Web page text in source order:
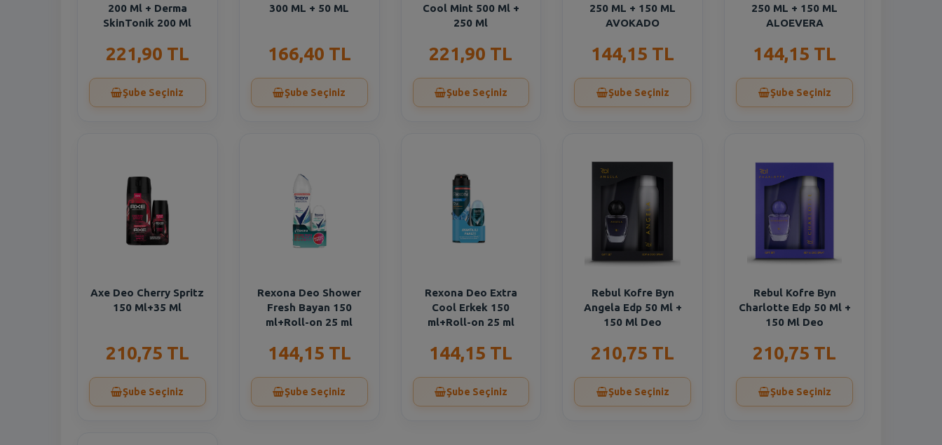
200 Ml + Derma
SkinTonik 200 Ml
221,90 TL
Şube Seçiniz
300 ML + 50 ML
166,40 TL
Şube Seçiniz
Cool Mint 500 Ml +
250 Ml
221,90 TL
Şube Seçiniz
250 ML + 150 ML
AVOKADO
144,15 TL
Şube Seçiniz
250 ML + 150 ML
ALOEVERA
144,15 TL
Şube Seçiniz
Axe Deo Cherry Spritz
150 Ml+35 Ml
210,75 TL
Şube Seçiniz
Rexona Deo Shower
Fresh Bayan 150
ml+Roll-on 25 ml
144,15 TL
Şube Seçiniz
Rexona Deo Extra
Cool Erkek 150
ml+Roll-on 25 ml
144,15 TL
Şube Seçiniz
Rebul Kofre Byn
Angela Edp 50 Ml +
150 Ml Deo
210,75 TL
Şube Seçiniz
Rebul Kofre Byn
Charlotte Edp 50 Ml +
150 Ml Deo
210,75 TL
Şube Seçiniz